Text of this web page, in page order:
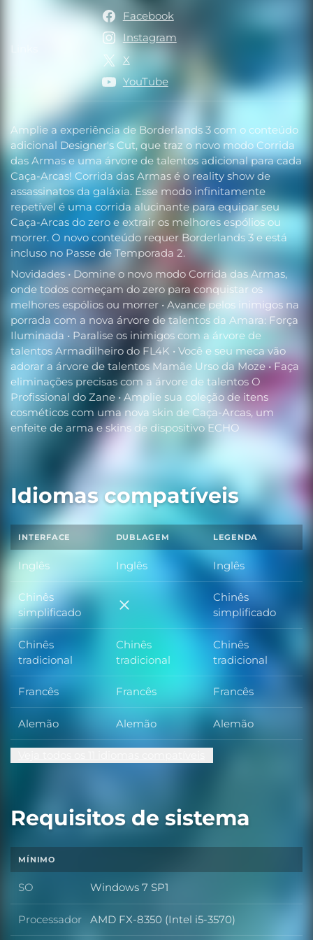
Amplie a experiência de Borderlands 3 com o conteúdo
adicional Designer's Cut, que traz o novo modo Corrida
das Armas e uma árvore de talentos adicional para cada
Caça-Arcas! Corrida das Armas é o reality show de
assassinatos da galáxia. Esse modo infinitamente
repetível é uma corrida alucinante para equipar seu
Caça-Arcas do zero e extrair os melhores espólios ou
morrer. O novo conteúdo requer Borderlands 3 e está
incluso no Passe de Temporada 2.
Novidades • Domine o novo modo Corrida das Armas,
onde todos começam do zero para conquistar os
melhores espólios ou morrer • Avance pelos inimigos na
porrada com a nova árvore de talentos da Amara: Força
Iluminada • Paralise os inimigos com a árvore de
talentos Armadilheiro do FL4K • Você e seu meca vão
adorar a árvore de talentos Mamãe Urso da Moze • Faça
eliminações precisas com a árvore de talentos O
Profissional do Zane • Amplie sua coleção de itens
cosméticos com uma nova skin de Caça-Arcas, um
enfeite de arma e skins de dispositivo ECHO
Links
Facebook
Instagram
X
YouTube
Idiomas compatíveis
INTERFACE DUBLAGEM LEGENDA
Inglês Inglês Inglês
Chinês
simplificado
Chinês simplificado
Chinês
simplificado
Chinês
tradicional
Chinês
tradicional
Chinês
tradicional
Francês Francês Francês
Alemão Alemão Alemão
Requisitos de sistema
MÍNIMO
SO SO
Windows 7 SP1
Processador Processador
AMD FX-8350 (Intel i5-3570)